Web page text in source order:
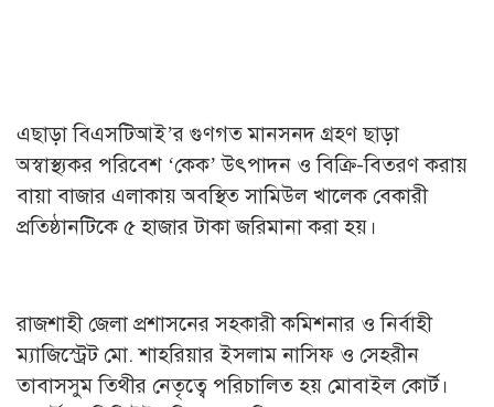
এছাড়া বিএসটিআই’র গুণগত মানসনদ গ্রহণ ছাড়া
অস্বাস্থ্যকর পরিবেশ ‘কেক’ উৎপাদন ও বিক্রি-বিতরণ করায়
বায়া বাজার এলাকায় অবস্থিত সামিউল খালেক বেকারী
প্রতিষ্ঠানটিকে ৫ হাজার টাকা জরিমানা করা হয়।
রাজশাহী জেলা প্রশাসনের সহকারী কমিশনার ও নির্বাহী
ম্যাজিস্ট্রেট মো. শাহরিয়ার ইসলাম নাসিফ ও সেহরীন
তাবাসসুম তিথীর নেতৃত্বে পরিচালিত হয় মোবাইল কোর্ট।